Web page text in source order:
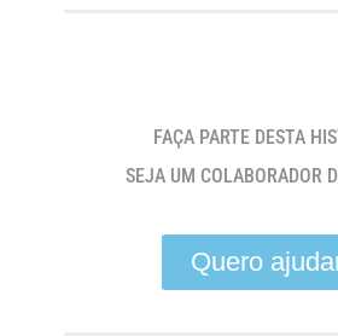
FAÇA PARTE DESTA
SEJA UM COLABORADOR
Quero